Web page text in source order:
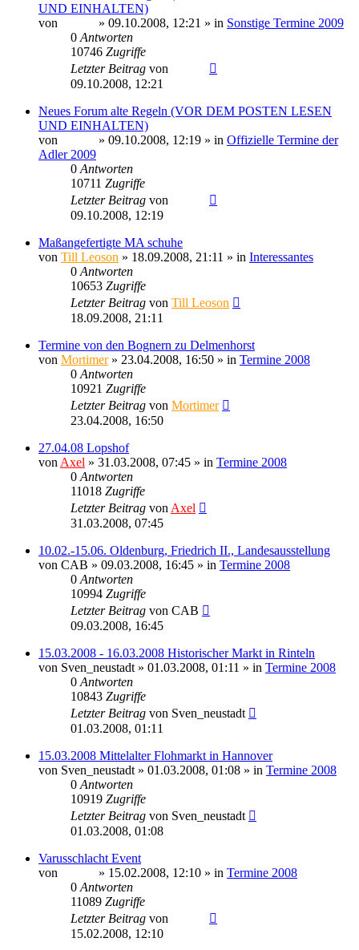
UND EINHALTEN)
von
» 09.10.2008, 12:21 » in Sonstige Termine 2009
0 Antworten
10746 Zugriffe
Letzter Beitrag von
09.10.2008, 12:21
Neues Forum alte Regeln (VOR DEM POSTEN LESEN
UND EINHALTEN)
von
» 09.10.2008, 12:19 » in Offizielle Termine der
Adler 2009
0 Antworten
10711 Zugriffe
Letzter Beitrag von
09.10.2008, 12:19
Maßangefertigte MA schuhe
von Till Leoson » 18.09.2008, 21:11 » in Interessantes
0 Antworten
10653 Zugriffe
Letzter Beitrag von Till Leoson
18.09.2008, 21:11
Termine von den Bognern zu Delmenhorst
von Mortimer» 23.04.2008, 16:50 » in Termine 2008
0 Antworten
10921 Zugriffe
Letzter Beitrag von Mortimer
23.04.2008, 16:50
27.04.08 Lopshof
von Axel » 31.03.2008, 07:45 » in Termine 2008
0 Antworten
11018 Zugriffe
Letzter Beitrag von Axel
31.03.2008, 07:45
10.02.-15.06. Oldenburg, Friedrich II., Landesausstellung
von CAB » 09.03.2008, 16:45 » in Termine 2008
0 Antworten
10994 Zugriffe
Letzter Beitrag von CAB
09.03.2008, 16:45
15.03.2008 - 16.03.2008 Historischer Markt in Rinteln
von Sven_neustadt » 01.03.2008, 01:11 » in Termine 2008
0 Antworten
10843 Zugriffe
Letzter Beitrag von Sven_neustadt
01.03.2008, 01:11
15.03.2008 Mittelalter Flohmarkt in Hannover
von Sven_neustadt » 01.03.2008, 01:08 » in Termine 2008
0 Antworten
10919 Zugriffe
Letzter Beitrag von Sven_neustadt
01.03.2008, 01:08
Varusschlacht Event
von
» 15.02.2008, 12:10 » in Termine 2008
0 Antworten
11089 Zugriffe
Letzter Beitrag von
15.02.2008, 12:10